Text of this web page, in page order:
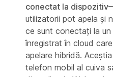
conectat la dispozitiv
utilizatorii pot apela și
ce sunt conectați la
înregistrat în cloud
apelare hibridă.
telefon mobil al cuiva